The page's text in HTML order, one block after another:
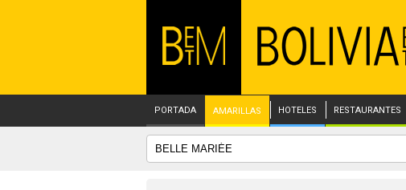
PORTADA AMARILLAS HOTELES RESTAURANTES